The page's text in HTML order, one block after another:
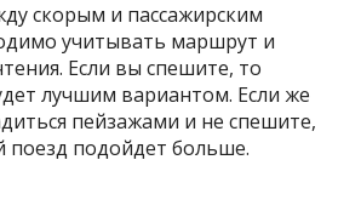
скорым и пассажирским
учитывать маршрут и
Если вы спешите, то
лучшим вариантом. Если же
пейзажами и не спешите,
поезд подойдет больше.